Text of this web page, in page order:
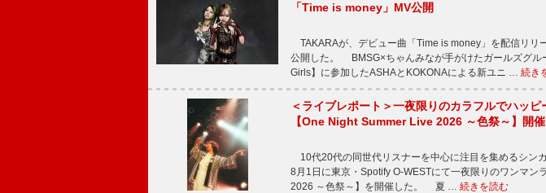
「Time is money」MV公開
TAKARAが、デビュー曲「Time is money」を配信リリ
公開した。 BMSG×ちゃんみなが手がけたガールズグル
Girls】に参加したASHAとKOKONAによる新ユニ … 続き
＜ライブレポート＞一夜限りのカラフルでハッ
【One Night Summer Live 2026 ～色祭～】開催
10代20代の同世代リスナーを中心に注目を集めるシン
8月1日に東京・Spotify O-WESTにて一夜限りのワンマン
2026 ～色祭～】を開催した。 夏 … 続きを読む